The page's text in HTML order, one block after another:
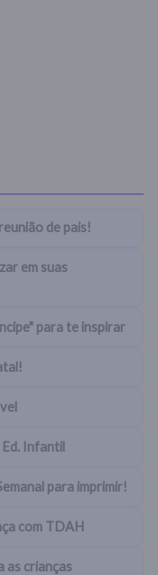
de pais!
em suas
para te inspirar
Infantil
para imprimir!
com TDAH
as crianças